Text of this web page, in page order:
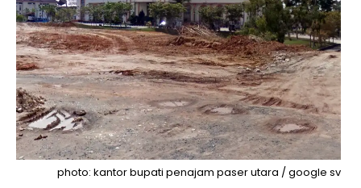
photo: kantor bupati penajam paser utara / google sv